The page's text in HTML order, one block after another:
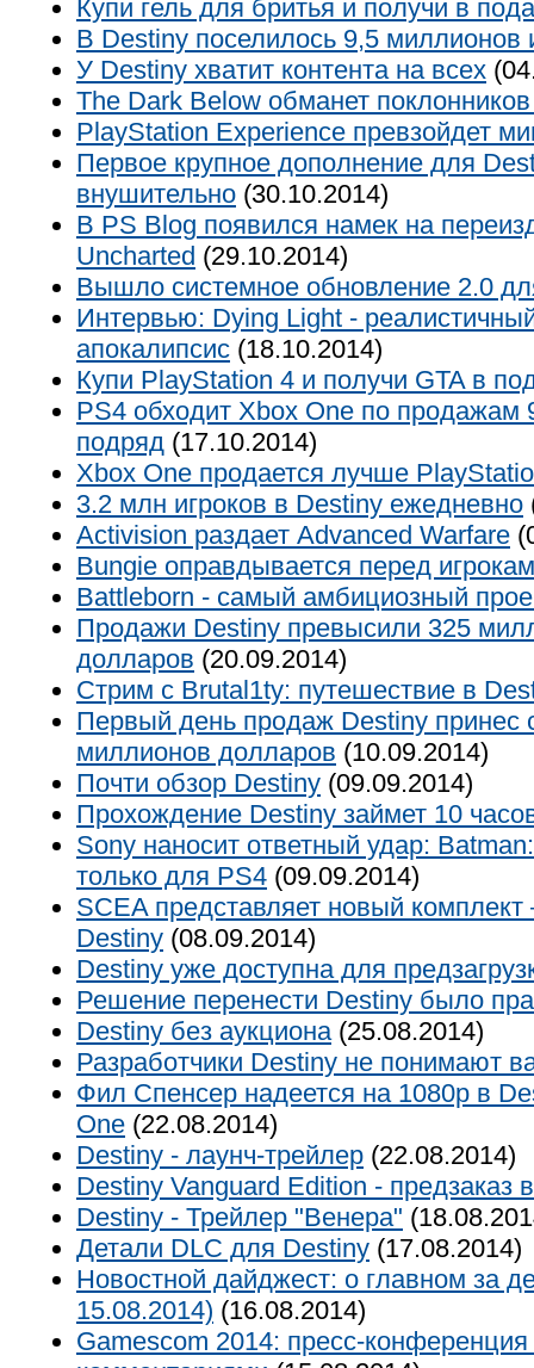
Купи гель для бритья и получи в
В Destiny поселилось 9,5 миллионов
У Destiny хватит контента на всех
The Dark Below обманет
PlayStation Experience превзойдет
Первое крупное дополнение для
внушительно (30.10.2014)
В PS Blog появился намек на
Uncharted (29.10.2014)
Вышло системное обновление 2.0
Интервью: Dying Light -
апокалипсис (18.10.2014)
Купи PlayStation 4 и получи GTA в
PS4 обходит Xbox One по продажам
подряд (17.10.2014)
Xbox One продается лучше
3.2 млн игроков в Destiny ежедневно
Activision раздает Advanced Warfare
Bungie оправдывается перед
Battleborn - самый амбициозный
Продажи Destiny превысили 325
долларов (20.09.2014)
Стрим с Brutal1ty: путешествие в
Первый день продаж Destiny принес
миллионов долларов (10.09.2014)
Почти обзор Destiny (09.09.2014)
Прохождение Destiny займет 10
Sony наносит ответный удар:
только для PS4 (09.09.2014)
SCEA представляет новый
Destiny (08.09.2014)
Destiny уже доступна для
Решение перенести Destiny было
Destiny без аукциона(25.08.2014)
Разработчики Destiny не понимают
Фил Спенсер надеется на 1080p в
One (22.08.2014)
Destiny - лаунч-трейлер (22.08.2014)
Destiny Vanguard Edition - предзаказ
Destiny - Трейлер "Венера"
Детали DLC для Destiny (17.08.2014)
Новостной дайджест: о главном за
15.08.2014) (16.08.2014)
Gamescom 2014: пресс-